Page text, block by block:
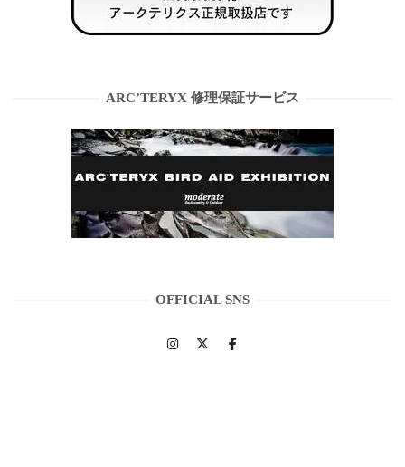
ARC’TERYX 修理保証サービス
OFFICIAL SNS